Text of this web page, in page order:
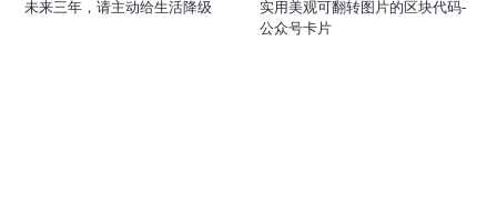
记录（指向类似 xxxx.cfargotunnel.com）。
未来三年，请主动给生活降级
实用美观可翻转图片的区块代码-
公众号卡片